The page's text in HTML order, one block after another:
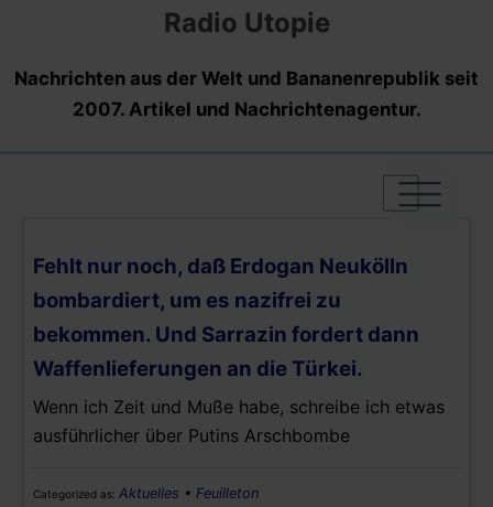
Radio Utopie
Nachrichten aus der Welt und Bananenrepublik seit
2007. Artikel und Nachrichtenagentur.
|
|
|
Fehlt nur noch, daß Erdogan Neukölln
bombardiert, um es nazifrei zu
bekommen. Und Sarrazin fordert dann
Waffenlieferungen an die Türkei.
Wenn ich Zeit und Muße habe, schreibe ich etwas
ausführlicher über Putins Arschbombe
Categorized as: Aktuelles • Feuilleton